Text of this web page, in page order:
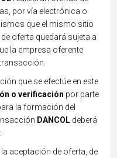
por vía electrónica o
que el mismo sitio
oferta quedará sujeta a
la empresa oferente
que se efectúe en este
o verificación por parte
la formación del
DANCOL deberá
aceptación de oferta, de